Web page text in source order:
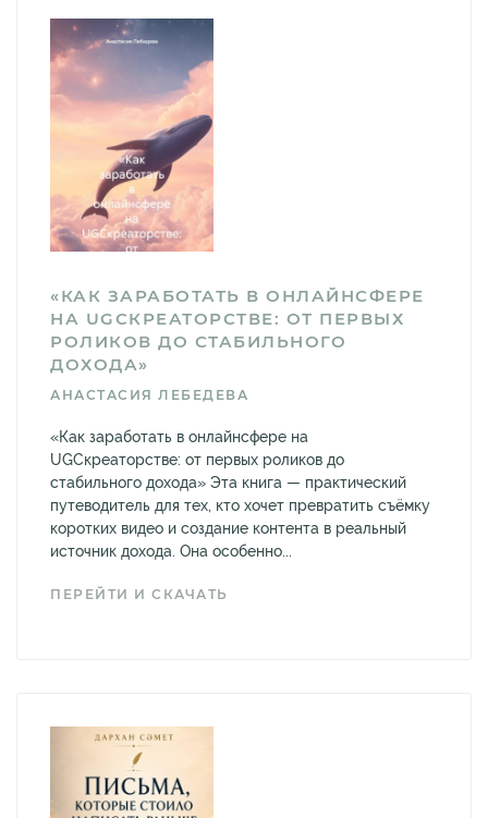
«КАК ЗАРАБОТАТЬ В ОНЛАЙНСФЕРЕ
НА UGCКРЕАТОРСТВЕ: ОТ ПЕРВЫХ
РОЛИКОВ ДО СТАБИЛЬНОГО
ДОХОДА»
АНАСТАСИЯ ЛЕБЕДЕВА
«Как заработать в онлайнсфере на
UGCкреаторстве: от первых роликов до
стабильного дохода» Эта книга — практический
путеводитель для тех, кто хочет превратить съёмку
коротких видео и создание контента в реальный
источник дохода. Она особенно...
ПЕРЕЙТИ И СКАЧАТЬ